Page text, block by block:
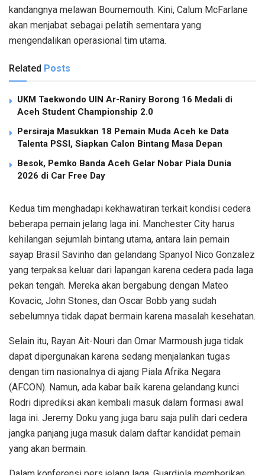
kandangnya melawan Bournemouth. Kini, Calum McFarlane
akan menjabat sebagai pelatih sementara yang
mengendalikan operasional tim utama.
Related Posts
UKM Taekwondo UIN Ar-Raniry Borong 16 Medali di
Aceh Student Championship 2.0
Persiraja Masukkan 18 Pemain Muda Aceh ke Data
Talenta PSSI, Siapkan Calon Bintang Masa Depan
Besok, Pemko Banda Aceh Gelar Nobar Piala Dunia
2026 di Car Free Day
Kedua tim menghadapi kekhawatiran terkait kondisi cedera
beberapa pemain jelang laga ini. Manchester City harus
kehilangan sejumlah bintang utama, antara lain pemain
sayap Brasil Savinho dan gelandang Spanyol Nico Gonzalez
yang terpaksa keluar dari lapangan karena cedera pada laga
pekan tengah. Mereka akan bergabung dengan Mateo
Kovacic, John Stones, dan Oscar Bobb yang sudah
sebelumnya tidak dapat bermain karena masalah kesehatan.
Selain itu, Rayan Ait-Nouri dan Omar Marmoush juga tidak
dapat dipergunakan karena sedang menjalankan tugas
dengan tim nasionalnya di ajang Piala Afrika Negara
(AFCON). Namun, ada kabar baik karena gelandang kunci
Rodri diprediksi akan kembali masuk dalam formasi awal
laga ini. Jeremy Doku yang juga baru saja pulih dari cedera
jangka panjang juga masuk dalam daftar kandidat pemain
yang akan bermain.